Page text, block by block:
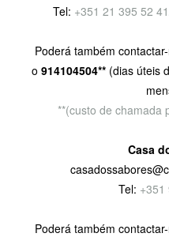
Tel: +351 21 395 52
Poderá também
o 914104504** (dias úteis
**(custo de chamada
Casa
Tel: +351
Poderá também